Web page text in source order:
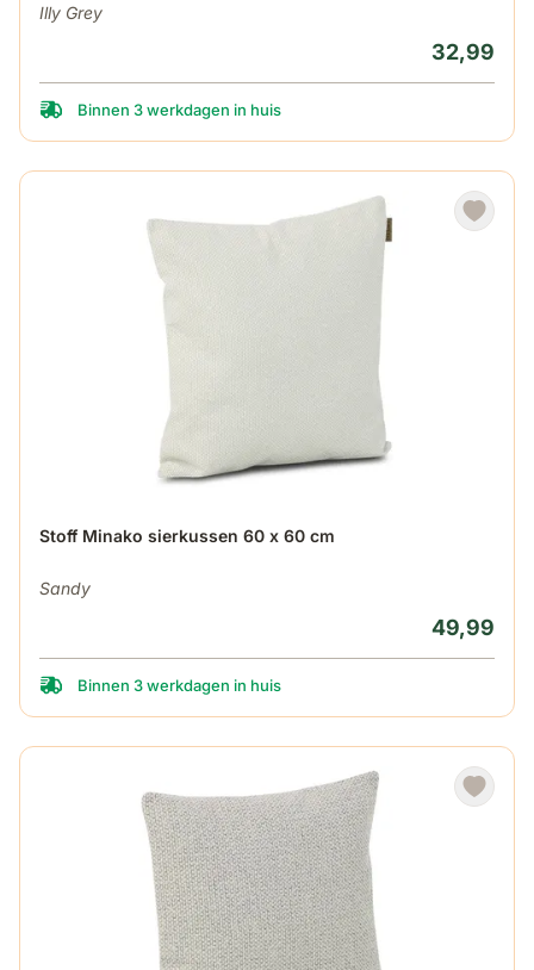
Illy Grey
32,99
Binnen 3 werkdagen in huis
Stoff Minako sierkussen 60 x 60 cm
Sandy
49,99
Binnen 3 werkdagen in huis